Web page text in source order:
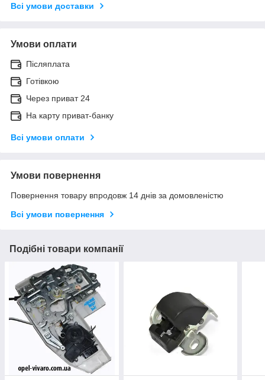
Всі умови доставки
Умови оплати
Післяплата
Готівкою
Через приват 24
На карту приват-банку
Всі умови оплати
Умови повернення
Повернення товару впродовж 14 днів за домовленістю
Всі умови повернення
Подібні товари компанії